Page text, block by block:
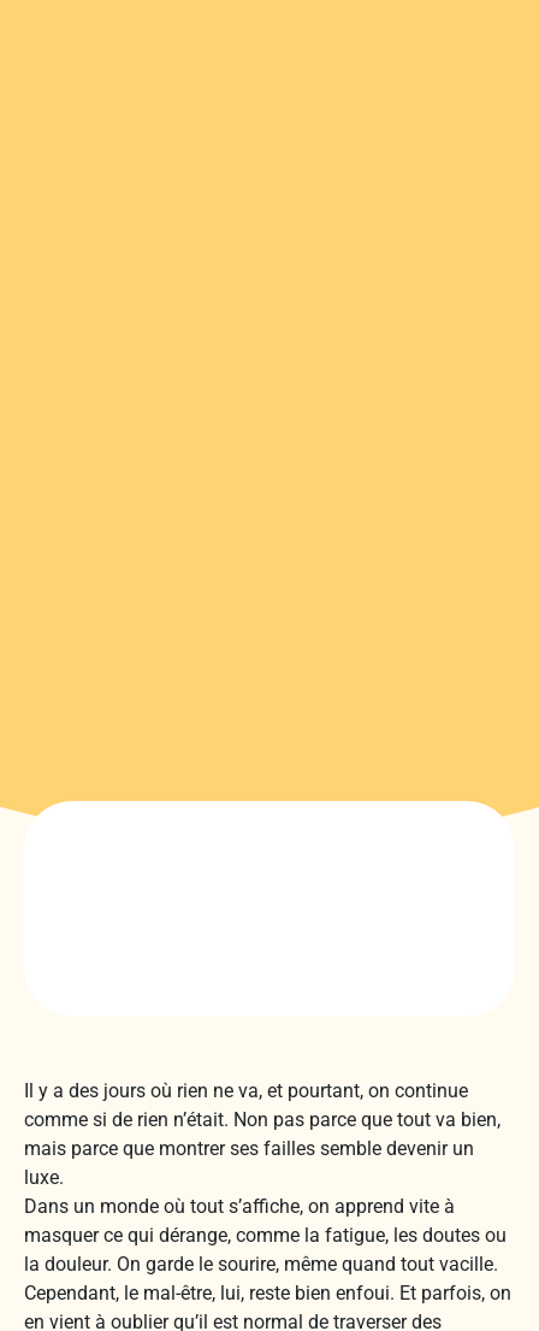
Il y a des jours où rien ne va, et pourtant, on continue
comme si de rien n’était. Non pas parce que tout va bien,
mais parce que montrer ses failles semble devenir un
luxe.
Dans un monde où tout s’affiche, on apprend vite à
masquer ce qui dérange, comme la fatigue, les doutes ou
la douleur. On garde le sourire, même quand tout vacille.
Cependant, le mal-être, lui, reste bien enfoui. Et parfois, on
en vient à oublier qu’il est normal de traverser des